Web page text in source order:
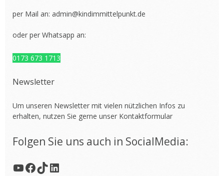
per Mail an: admin@kindimmittelpunkt.de
oder per Whatsapp an:
0173 673 1713
Newsletter
Um unseren Newsletter mit vielen nützlichen Infos zu
erhalten, nutzen Sie gerne unser Kontaktformular
Folgen Sie uns auch in SocialMedia:
YouTube
Facebook
TikTok
LinkedIn